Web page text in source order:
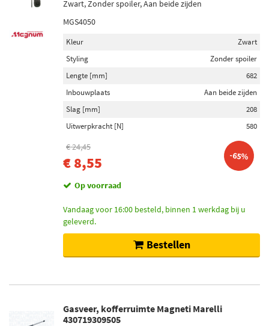
Zwart, Zonder spoiler, Aan beide zijden
MGS4050
Kleur
Zwart
Styling
Zonder spoiler
Lengte [mm]
682
Inbouwplaats
Aan beide zijden
Slag [mm]
208
Uitwerpkracht [N]
580
€ 24,45
€ 8,55 -65%
Op voorraad
Vandaag voor 16:00 besteld, binnen 1 werkdag bij u
geleverd.
Bestellen
Gasveer, kofferruimte Magneti Marelli
430719309505